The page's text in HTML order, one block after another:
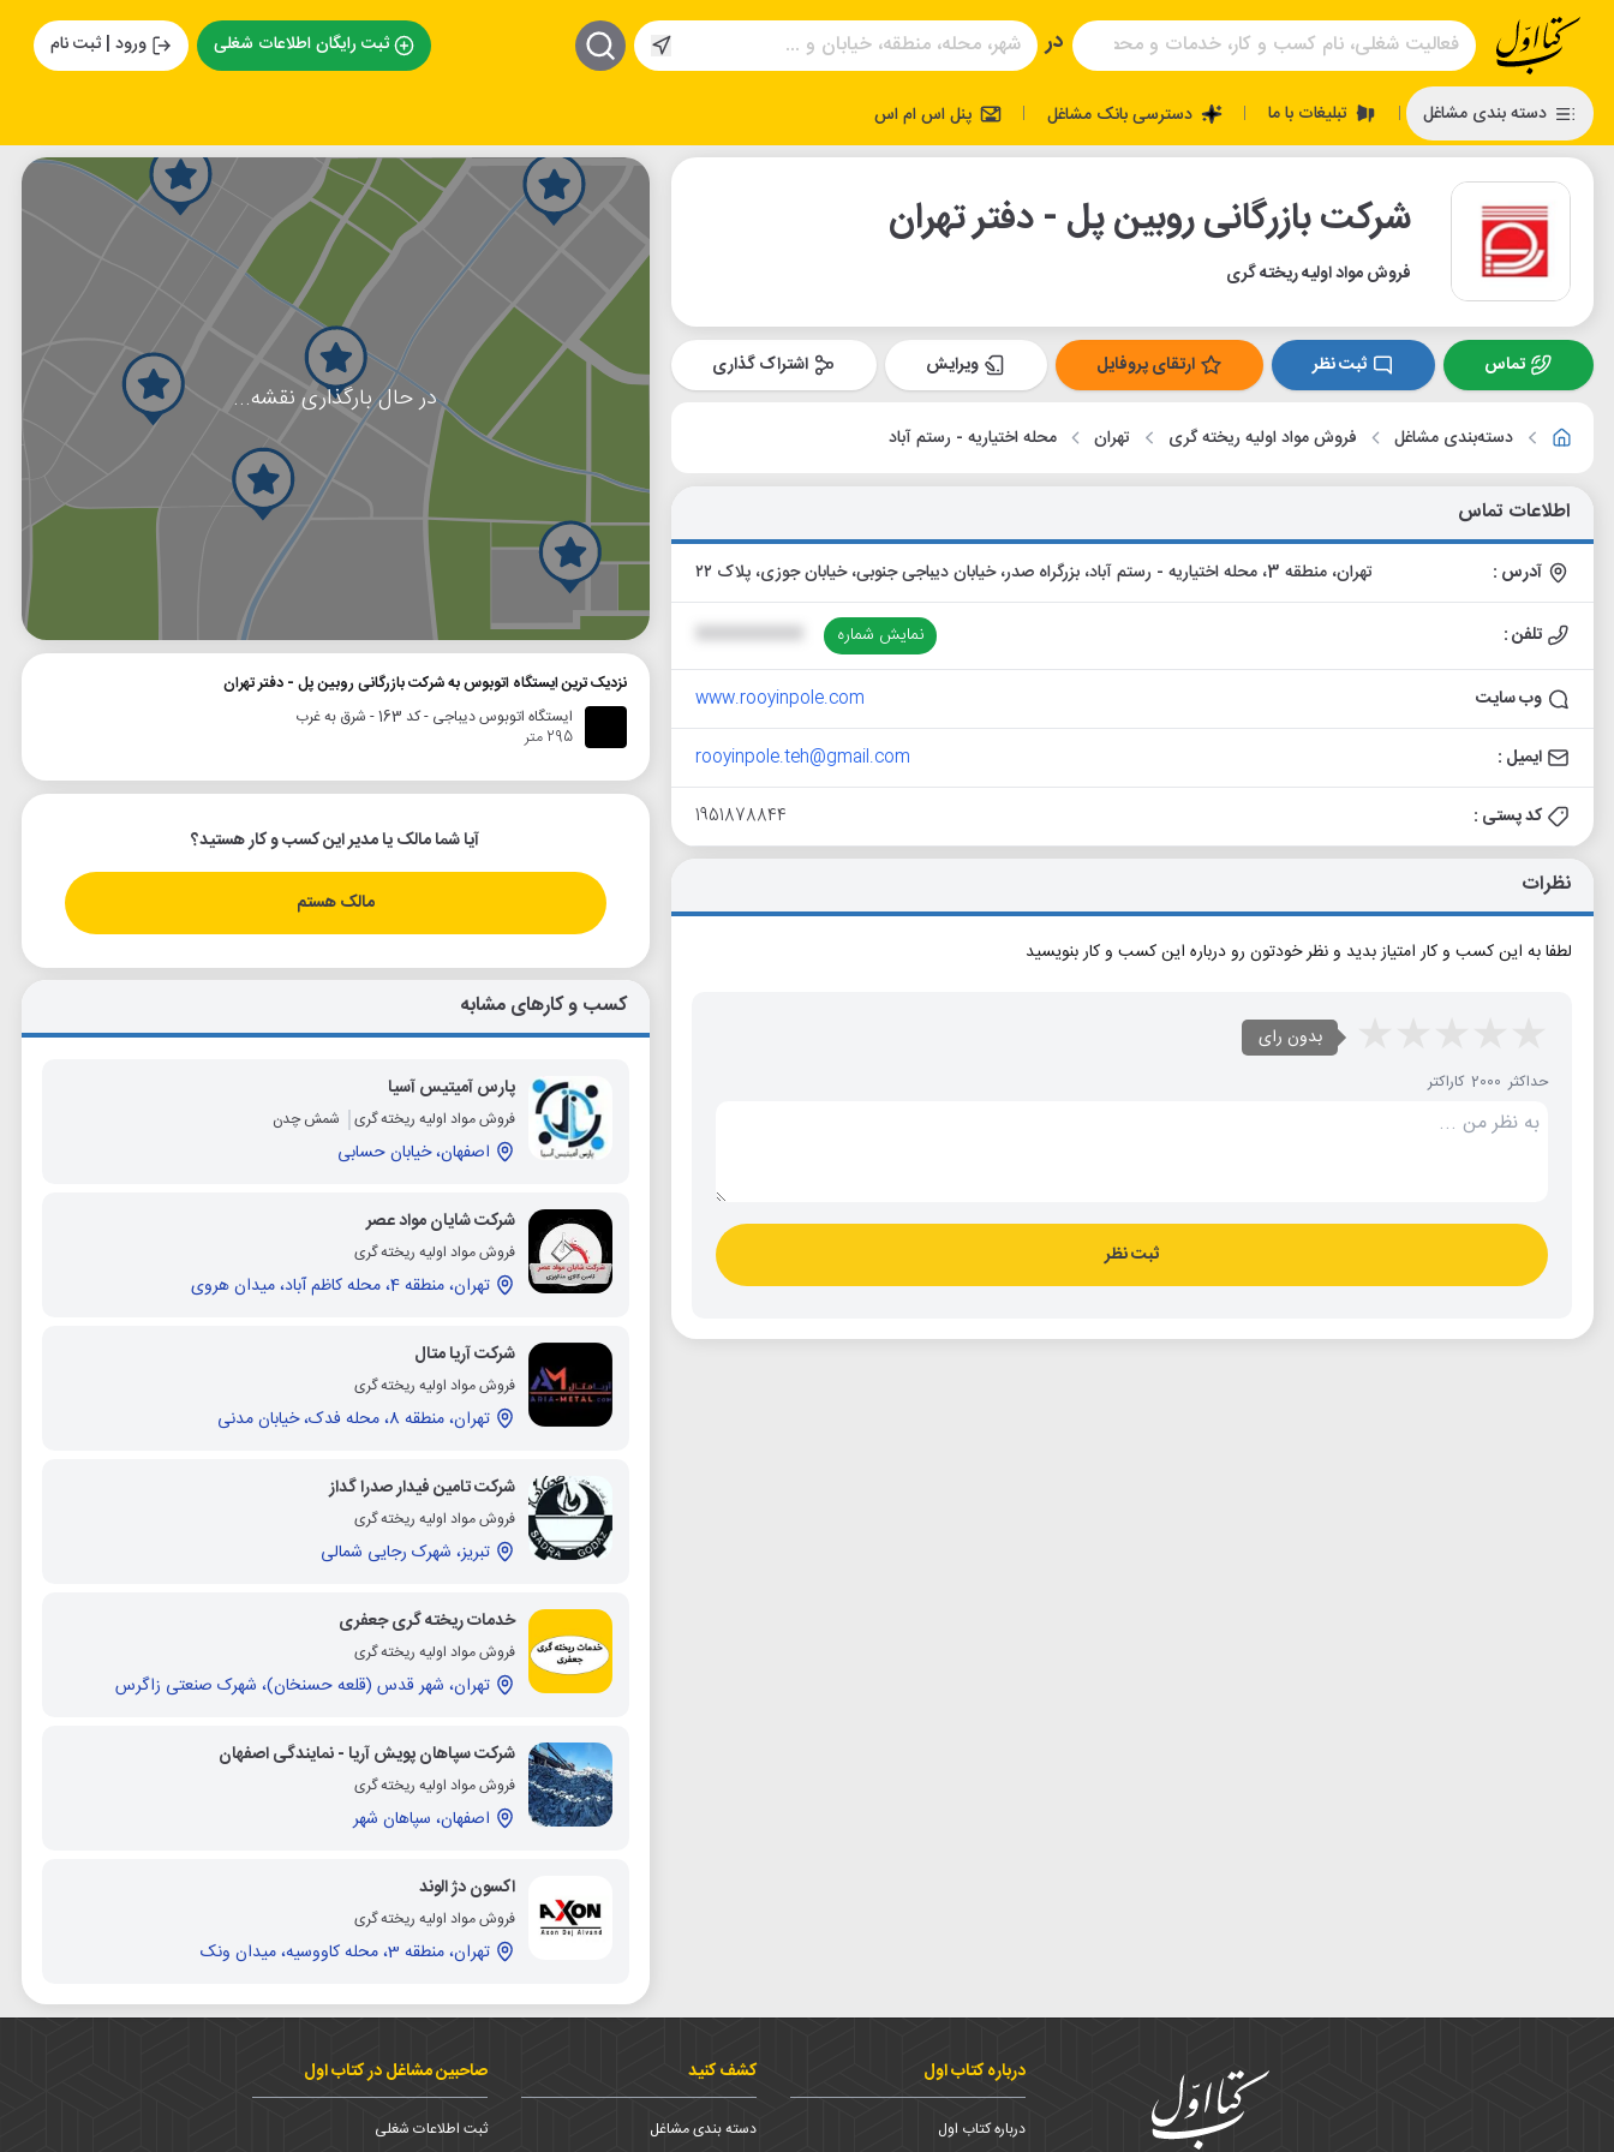
در ثبت رایگان اطلاعات شغلی ورود | ثبت نام
دسته بندی مشاغل | تبلیغات با ما | دسترسی بانک مشاغل | پنل اس ام اس
شرکت بازرگانی روبین پل - دفتر تهران
فروش مواد اولیه ریخته گری
تماس ثبت نظر ارتقای پروفایل ویرایش اشتراک گذاری
دسته‌بندی مشاغل فروش مواد اولیه ریخته گری تهران محله اختیاریه - رستم آباد
اطلاعات تماس
آدرس : تهران، منطقه 3، محله اختیاریه - رستم آباد، بزرگراه صدر، خیابان دیباجی جنوبی، خیابان جوزی، پلاک ۲۲
تلفن : نمایش شماره XXXXXXXXXX
وب سایت www.rooyinpole.com
ایمیل : rooyinpole.teh@gmail.com
کد پستی : 1951878844
نظرات
لطفا به این کسب و کار امتیاز بدید و نظر خودتون رو درباره این کسب و کار بنویسید
بدون رای
حداکثر 2000 کاراکتر
ثبت نظر
در حال بارگذاری نقشه...
نزدیک ترین ایستگاه اتوبوس به شرکت بازرگانی روبین پل - دفتر تهران
ایستگاه اتوبوس دیباجی - کد 163 - شرق به غرب
295 متر
آیا شما مالک یا مدیر این کسب و کار هستید؟
مالک هستم
کسب و کارهای مشابه
پارس آمیتیس آسیا
فروش مواد اولیه ریخته گری شمش چدن
اصفهان، خیابان حسابی
شرکت شایان مواد عصر
فروش مواد اولیه ریخته گری
تهران، منطقه 4، محله کاظم آباد، میدان هروی
شرکت آریا متال
فروش مواد اولیه ریخته گری
تهران، منطقه 8، محله فدک، خیابان مدنی
شرکت تامین فیدار صدرا گداز
فروش مواد اولیه ریخته گری
تبریز، شهرک رجایی شمالی
خدمات ریخته گری جعفری
فروش مواد اولیه ریخته گری
تهران، شهر قدس (قلعه حسنخان)، شهرک صنعتی زاگرس
شرکت سپاهان پویش آریا - نمایندگی اصفهان
فروش مواد اولیه ریخته گری
اصفهان، سپاهان شهر
اکسون دژ الوند
فروش مواد اولیه ریخته گری
تهران، منطقه 3، محله کاووسیه، میدان ونک
درباره کتاب اول
درباره کتاب اول
کشف کنید
دسته بندی مشاغل
صاحبین مشاغل در کتاب اول
ثبت اطلاعات شغلی